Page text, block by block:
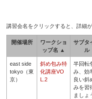
講習会名をクリックすると、詳細
開催場所
ワークショ
ップ名 ▲
サブタ
ル
east side
tokyo（東
京）
斜め包み特
化講座VO
L.2
半回転
み、効
良い斜
みを習
ましょ